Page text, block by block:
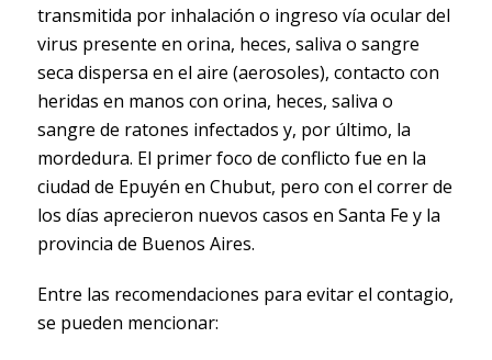
transmitida por inhalación o ingreso vía ocular del
virus presente en orina, heces, saliva o sangre
seca dispersa en el aire (aerosoles), contacto con
heridas en manos con orina, heces, saliva o
sangre de ratones infectados y, por último, la
mordedura. El primer foco de conflicto fue en la
ciudad de Epuyén en Chubut, pero con el correr de
los días aprecieron nuevos casos en Santa Fe y la
provincia de Buenos Aires.
Entre las recomendaciones para evitar el contagio,
se pueden mencionar: